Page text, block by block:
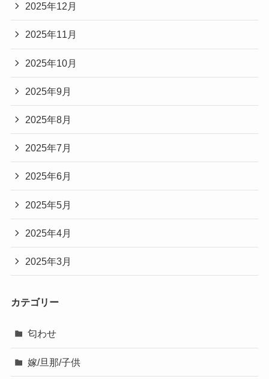
2025年12月
2025年11月
2025年10月
2025年9月
2025年8月
2025年7月
2025年6月
2025年5月
2025年4月
2025年3月
カテゴリー
匂わせ
嫁/旦那/子供